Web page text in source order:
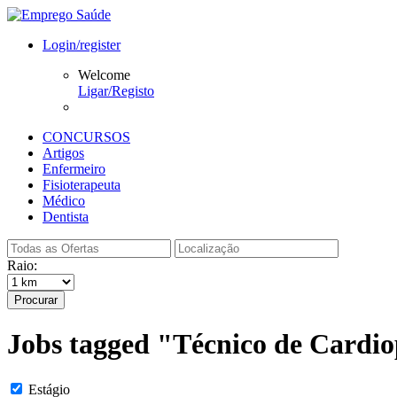
Login/register
Welcome
Ligar/Registo
CONCURSOS
Artigos
Enfermeiro
Fisioterapeuta
Médico
Dentista
Raio:
Procurar
Jobs tagged "Técnico de
Estágio